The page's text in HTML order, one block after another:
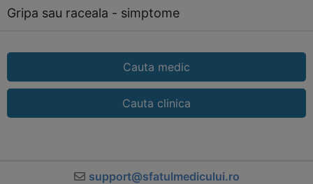
Gripa sau raceala - simptome
Cauta medic
Cauta clinica
support@sfatulmedicului.ro